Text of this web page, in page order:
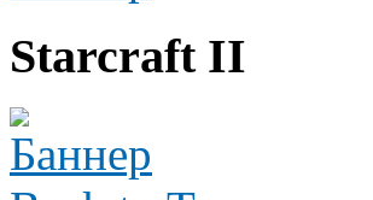
Starcraft II